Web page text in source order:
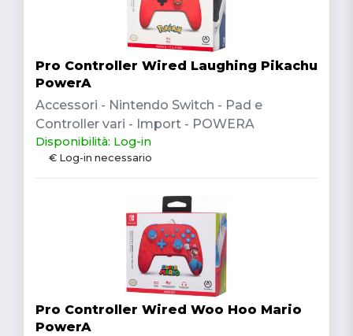
Pro Controller Wired Laughing Pikachu
PowerA
Accessori - Nintendo Switch - Pad e
Controller vari - Import - POWERA
Disponibilità: Log-in
€ Log-in necessario
Pro Controller Wired Woo Hoo Mario
PowerA